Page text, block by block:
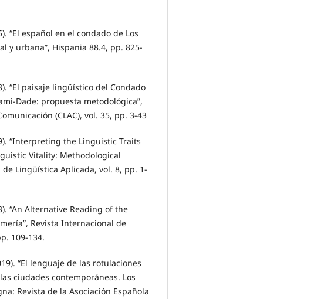
“El español en el condado de Los
y urbana”, Hispania 88.4, pp. 825-
“El paisaje lingüístico del Condado
Dade: propuesta metodológica”,
(CLAC), vol. 35, pp. 3-43
“Interpreting the Linguistic Traits
Vitality: Methodological
de Lingüística Aplicada, vol. 8, pp. 1-
“An Alternative Reading of the
Revista Internacional de
109-134.
“El lenguaje de las rotulaciones
ciudades contemporáneas. Los
Revista de la Asociación Española